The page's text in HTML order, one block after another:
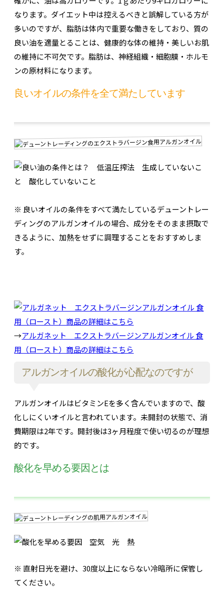
なります。ダイエット中は控えるべきと誤解している方が
多いのですが、脂肪は体内で重要な働きをしており、質の
良い油を適量とることは、健康的な体の維持・美しいお肌
の維持に不可欠です。脂肪は、神経組織・細胞膜・ホルモ
ンの原材料になります。
良いオイルの条件を全て満たしています
※ 良いオイルの条件をすべて満たしているデューントレー
ディングのアルガンオイルの場合、成分をそのまま摂取で
きるように、加熱をせずに調理することをおすすめしま
す。
→アルガネット エクストラバージンアルガンオイル 食
用（ロースト）商品の詳細はこちら
アルガンオイルの酸化が心配なのですが
アルガンオイルはビタミンEを多く含んでいますので、酸
化しにくいオイルと言われています。未開封の状態で、消
費期限は2年です。開封後は3ヶ月程度で使い切るのが理想
的です。
酸化を早める要因とは
※ 直射日光を避け、30度以上にならない冷暗所に保管し
てください。